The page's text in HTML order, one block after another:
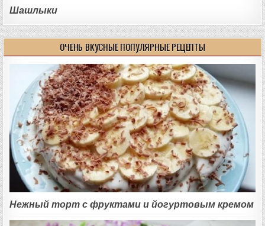
Шашлыки
ОЧЕНЬ ВКУСНЫЕ ПОПУЛЯРНЫЕ РЕЦЕПТЫ
Нежный торт с фруктами и йогуртовым кремом